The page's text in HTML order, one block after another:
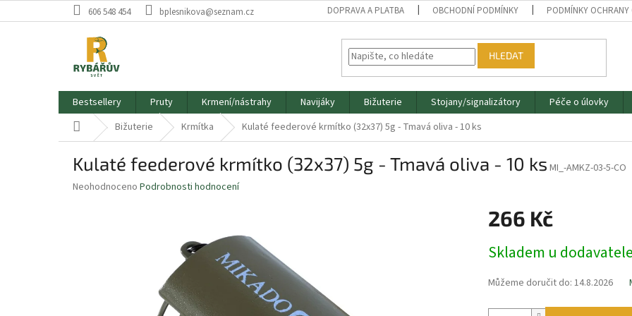
na
606 548 454 bplesnikova@seznam.cz DOPRAVA A PLATBA OBCHODNÍ PODMÍNKY PODMÍNKY OCHRANY
HLEDAT
Bestsellery Pruty Krmení/nástrahy Navijáky Bižuterie Stojany/signalizátory Péče o úlovky
Domů Bižuterie Krmítka Kulaté feederové krmítko (32x37) 5g - Tmavá oliva - 10 ks
Kulaté feederové krmítko (32x37) 5g - Tmavá oliva - 10 ks MI_-AMKZ-03-5-CO
Průměrné
Neohodnoceno Podrobnosti hodnocení
266 Kč
cena:
Skladem u dodavatele
Můžeme doručit do: 14.8.2026